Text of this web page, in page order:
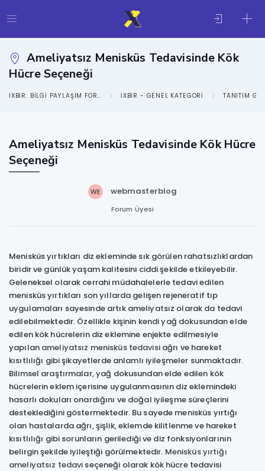
Ameliyatsız Menisküs Tedavisinde Kök
Hücre Seçeneği
IXBIR: BILGI PAYLAŞIM FORUMU IXBIR - GENEL KATEGORI TANITIM
Ameliyatsız Menisküs Tedavisinde Kök Hücre
Seçeneği
webmasterblog
Forum Üyesi
Menisküs yırtıkları diz ekleminde sık görülen rahatsızlıklardan
biridir ve günlük yaşam kalitesini ciddi şekilde etkileyebilir.
Geleneksel olarak cerrahi müdahalelerle tedavi edilen
menisküs yırtıkları son yıllarda gelişen rejeneratif tıp
uygulamaları sayesinde artık ameliyatsız olarak da tedavi
edilebilmektedir. Özellikle kişinin kendi yağ dokusundan elde
edilen kök hücrelerin diz eklemine enjekte edilmesiyle
yapılan ameliyatsız menisküs tedavisiağrı ve hareket
kısıtlılığı gibi şikayetlerde anlamlı iyileşmeler sunmaktadır.
Bilimsel araştırmalar, yağ dokusundan elde edilen kök
hücrelerin eklem içerisine uygulanmasının diz eklemindeki
hasarlı dokuları onardığını ve doğal iyileşme süreçlerini
desteklediğini göstermektedir. Bu sayede menisküs yırtığı
olan hastalarda ağrı, şişlik, eklemde kilitlenme ve hareket
kısıtlılığı gibi sorunların gerilediği ve diz fonksiyonlarının
belirgin şekilde iyileştiği görülmektedir. Menisküs yırtığı
ameliyatsız tedavi seçeneği olarak kök hücre tedavisi